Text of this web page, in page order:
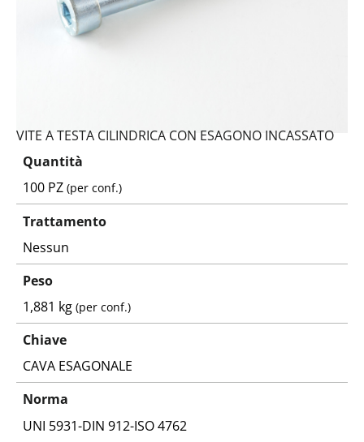
VITE A TESTA CILINDRICA CON ESAGONO INCASSATO
Quantità
100 PZ(per conf.)
Trattamento
Nessun
Peso
1,881 kg(per conf.)
Chiave
CAVA ESAGONALE
Norma
UNI 5931-DIN 912-ISO 4762